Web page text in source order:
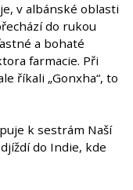
v albánské oblasti
do rukou
a bohaté
farmacie. Při
říkali „Gonxha“, to
k sestrám Naší
do Indie, kde